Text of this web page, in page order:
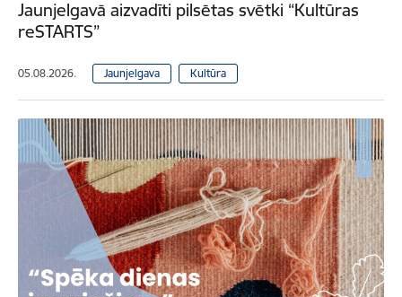
Jaunjelgavā aizvadīti pilsētas svētki “Kultūras
reSTARTS”
05.08.2026. Jaunjelgava Kultūra